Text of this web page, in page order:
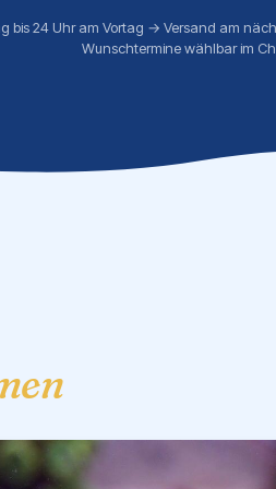
bis 24 Uhr am Vortag → Versand am
Wunschtermine wählbar im